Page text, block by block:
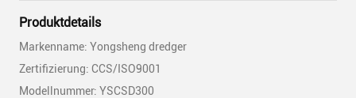
Produktdetails
Markenname: Yongsheng dredger
Zertifizierung: CCS/ISO9001
Modellnummer: YSCSD300